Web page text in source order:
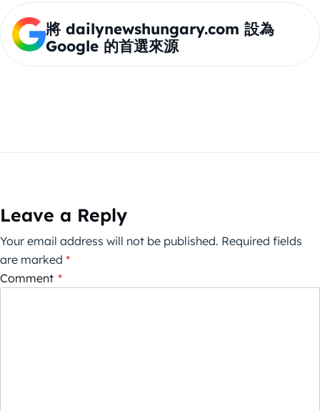
將 dailynewshungary.com 設為
Google 的首選來源
Leave a Reply
Your email address will not be published. Required fields
are marked *
Comment *